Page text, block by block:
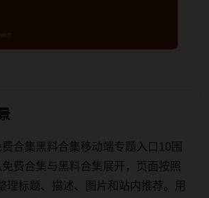
合集黑料合集移动端专题入口10围
费合集与黑料合集展开，页面按照
理标题、描述、图片和站内推荐。用